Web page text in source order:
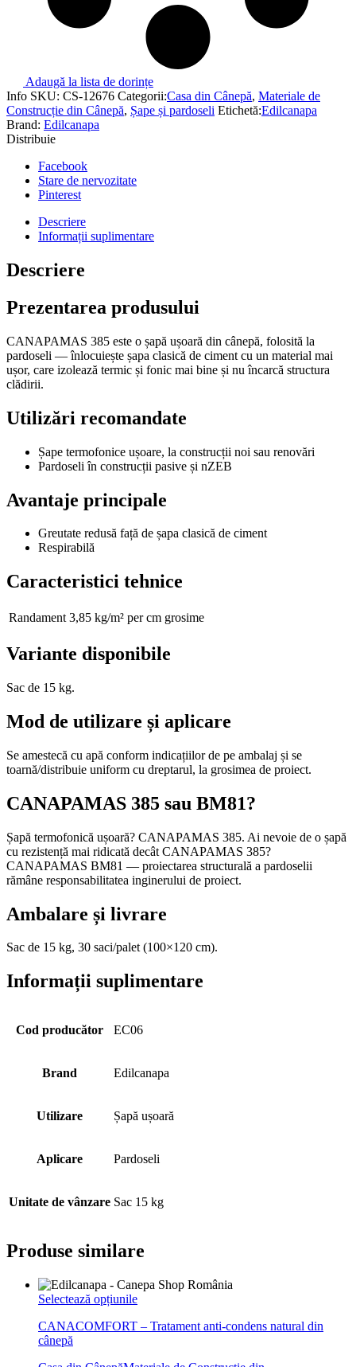
Adaugă la lista de dorințe
Info SKU: CS-12676 Categorii:Casa din Cânepă, Materiale de
Construcție din Cânepă, Șape și pardoseli Etichetă:Edilcanapa
Brand: Edilcanapa
Distribuie
Facebook
Stare de nervozitate
Pinterest
Descriere
Informații suplimentare
Descriere
Prezentarea produsului
CANAPAMAS 385 este o șapă ușoară din cânepă, folosită la
pardoseli — înlocuiește șapa clasică de ciment cu un material mai
ușor, care izolează termic și fonic mai bine și nu încarcă structura
clădirii.
Utilizări recomandate
Șape termofonice ușoare, la construcții noi sau renovări
Pardoseli în construcții pasive și nZEB
Avantaje principale
Greutate redusă față de șapa clasică de ciment
Respirabilă
Caracteristici tehnice
Randament 3,85 kg/m² per cm grosime
Variante disponibile
Sac de 15 kg.
Mod de utilizare și aplicare
Se amestecă cu apă conform indicațiilor de pe ambalaj și se
toarnă/distribuie uniform cu dreptarul, la grosimea de proiect.
CANAPAMAS 385 sau BM81?
Șapă termofonică ușoară? CANAPAMAS 385. Ai nevoie de o șapă
cu rezistență mai ridicată decât CANAPAMAS 385?
CANAPAMAS BM81 — proiectarea structurală a pardoselii
rămâne responsabilitatea inginerului de proiect.
Ambalare și livrare
Sac de 15 kg, 30 saci/palet (100×120 cm).
Informații suplimentare
Cod producător EC06
Brand Edilcanapa
Utilizare Șapă ușoară
Aplicare Pardoseli
Unitate de vânzare Sac 15 kg
Produse similare
Selectează opțiunileAcest
are
CANACOMFORT – Tratament anti-condens natural din
cânepă